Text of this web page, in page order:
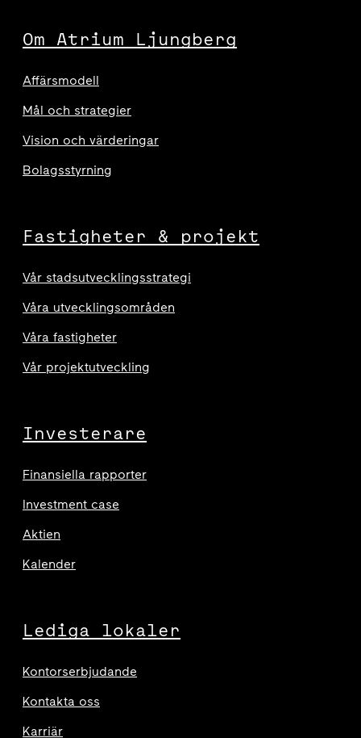
Om Atrium Ljungberg
Affärsmodell
Mål och strategier
Vision och värderingar
Bolagsstyrning
Fastigheter & projekt
Vår stadsutvecklingsstrategi
Våra utvecklingsområden
Våra fastigheter
Vår projektutveckling
Investerare
Finansiella rapporter
Investment case
Aktien
Kalender
Lediga lokaler
Kontorserbjudande
Kontakta oss
Karriär